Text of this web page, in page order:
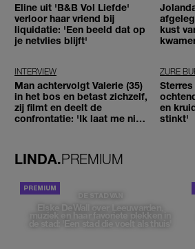
Eline uit 'B&B Vol Liefde'
verloor haar vriend bij
liquidatie: 'Een beeld dat op
je netvlies blijft'
kust
INTERVIEW
Man achtervolgt Valerie (35)
in het bos en betast zichzelf,
zij filmt en deelt de
confrontatie: 'Ik laat me niet
ZURE
en
stinkt'
LINDA.PREMIUM
DE STAD VAN
Elske DeWall over Leeuwarden,
muziek en haar favoriete plekken in
de stad: 'Een stad die voelt als thuis'